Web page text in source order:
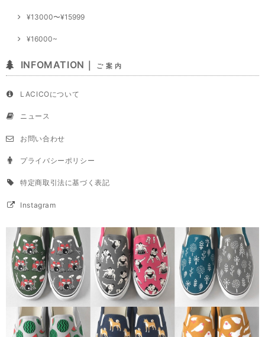
¥13000〜¥15999
¥16000~
INFOMATION｜ ご 案 内
LACICOについて
ニュース
お問い合わせ
プライバシーポリシー
特定商取引法に基づく表記
Instagram